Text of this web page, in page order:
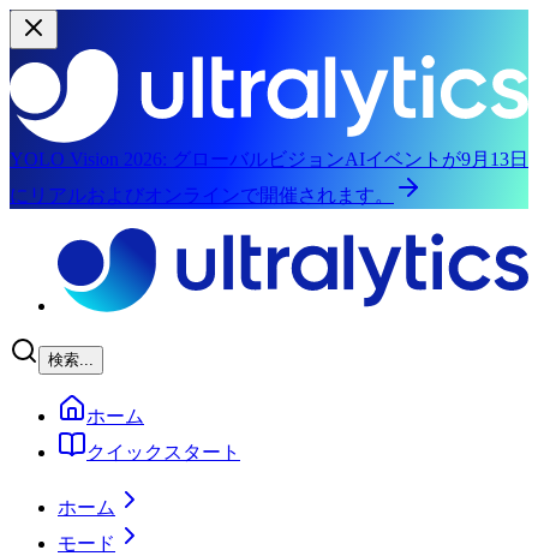
YOLO Vision 2026: グローバルビジョンAIイベントが9月13日
にリアルおよびオンラインで開催されます。
検索...
ホーム
クイックスタート
ホーム
モード